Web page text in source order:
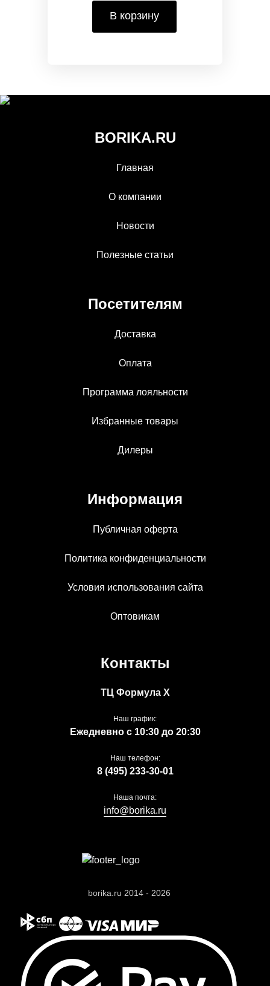
В корзину
borika.ru 2014 - 2026
BORIKA.RU
Главная
О компании
Новости
Полезные статьи
Посетителям
Доставка
Оплата
Программа лояльности
Избранные товары
Дилеры
Информация
Публичная оферта
Политика конфиденциальности
Условия использования сайта
Оптовикам
Контакты
ТЦ Формула Х
Наш график:
Ежедневно с 10:30 до 20:30
Наш телефон:
8 (495) 233-30-01
Наша почта:
info@borika.ru